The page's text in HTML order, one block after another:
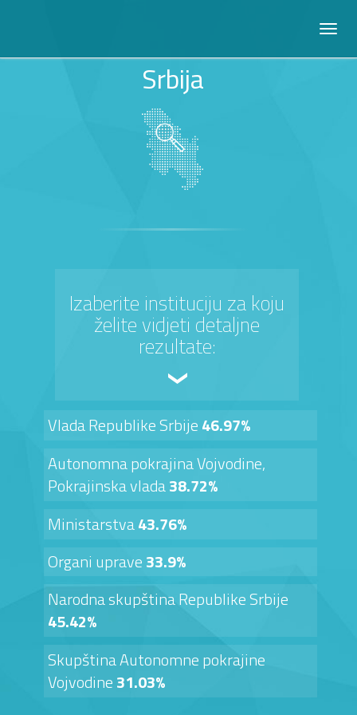
Srbija
Izaberite instituciju za koju
želite vidjeti detaljne
rezultate:
Vlada Republike Srbije46.97%
Autonomna pokrajina Vojvodine,
Pokrajinska vlada38.72%
Ministarstva43.76%
Organi uprave33.9%
Narodna skupština Republike Srbije
45.42%
Skupština Autonomne pokrajine
Vojvodine31.03%